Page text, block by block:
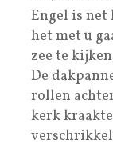
Engel is net
het met u
zee te
De
rollen
kerk